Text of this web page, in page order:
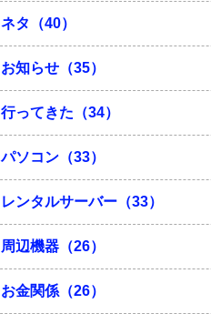
ネタ（40）
お知らせ（35）
行ってきた（34）
パソコン（33）
レンタルサーバー（33）
周辺機器（26）
お金関係（26）